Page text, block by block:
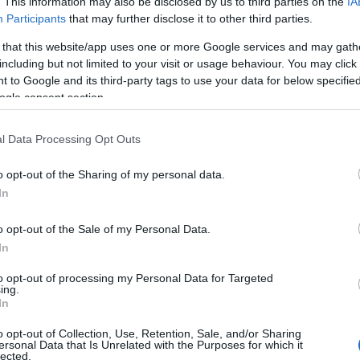
Participants that may further disclose it to other third parties.
that this website/app uses one or more Google services and may
but not limited to your visit or usage behaviour. You may
to Google and its third-party tags to use your data for below
consent section.
Data Processing Opt Outs
opt-out of the Sharing of my personal data.
opt-out of the Sale of my Personal Data.
opt-out of processing my Personal Data for Targeted
opt-out of Collection, Use, Retention, Sale, and/or Sharing
Data that Is Unrelated with the Purposes for which it
Az infrafűtés manzárd tető alatt is
biztonságos lehet, ahogy kültéri teraszok
Infrasugaras fűtés a manzárdon
Felhasználási területek széles kínálata
...
A posztmodern bűvészdobozBalla D Károj
regényéről a posztmodern bűvészdoboz